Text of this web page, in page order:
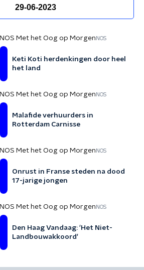
29-06-2023
NOS Met het Oog op Morgen NOS
Keti Koti herdenkingen door heel
het land
NOS Met het Oog op Morgen NOS
Malafide verhuurders in
Rotterdam Carnisse
NOS Met het Oog op Morgen NOS
Onrust in Franse steden na dood
17-jarige jongen
NOS Met het Oog op Morgen NOS
Den Haag Vandaag: 'Het Niet-
Landbouwakkoord'